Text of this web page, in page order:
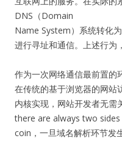
DNS（Domain
Name System）系统转化
进行寻址和通信。上述行为
作为一次网络通信最前置的
在传统的基于浏览器的网站
内核实现，网站开发者无
there are always two
coin，一旦域名解析环节发